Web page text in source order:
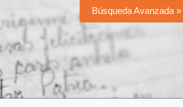
Búsqueda Avanzada »